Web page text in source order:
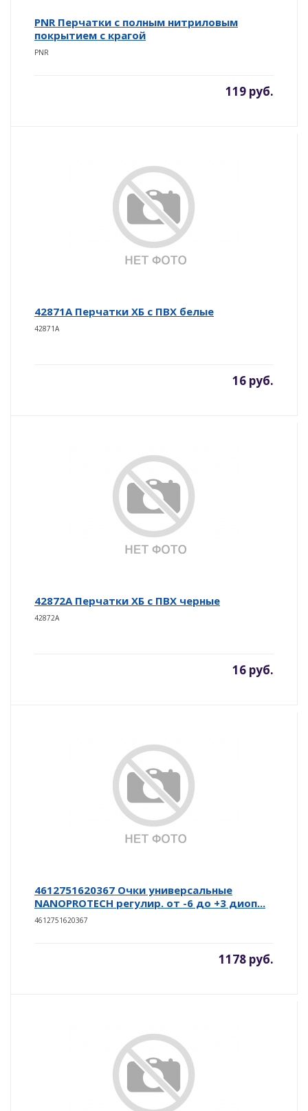
PNR Перчатки с полным нитриловым
покрытием с крагой
PNR
119 руб.
42871A Перчатки ХБ с ПВХ белые
42871A
16 руб.
42872A Перчатки ХБ с ПВХ черные
42872A
16 руб.
4612751620367 Очки универсальные
NANOPROTECH регулир. от -6 до +3 диоп...
4612751620367
1178 руб.